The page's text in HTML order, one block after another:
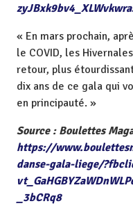
« En mars prochain,
le COVID, les
retour, plus
dix ans de ce gala qui
en principauté. »
Source : Boulettes
https://
danse-gala-liege/
_3bCRq8